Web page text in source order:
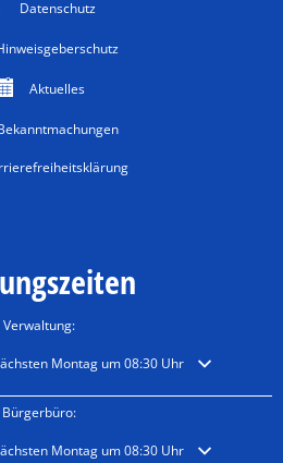
Datenschutz
Aktuelles
Verwaltung:
oder Schließzeiten auszublenden
Montag um 08:30 Uhr
Bürgerbüro:
oder Schließzeiten auszublenden
Montag um 08:30 Uhr